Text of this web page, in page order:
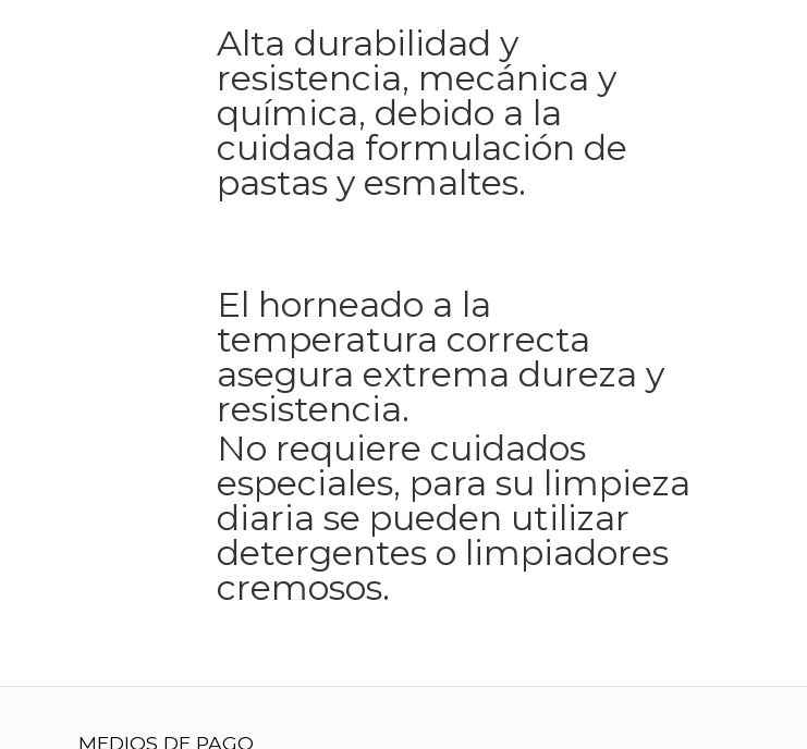
Alta durabilidad y
resistencia, mecánica y
química, debido a la
cuidada formulación de
pastas y esmaltes.
El horneado a la
temperatura correcta
asegura extrema dureza y
resistencia.
No requiere cuidados
especiales, para su limpieza
diaria se pueden utilizar
detergentes o limpiadores
cremosos.
MEDIOS DE PAGO